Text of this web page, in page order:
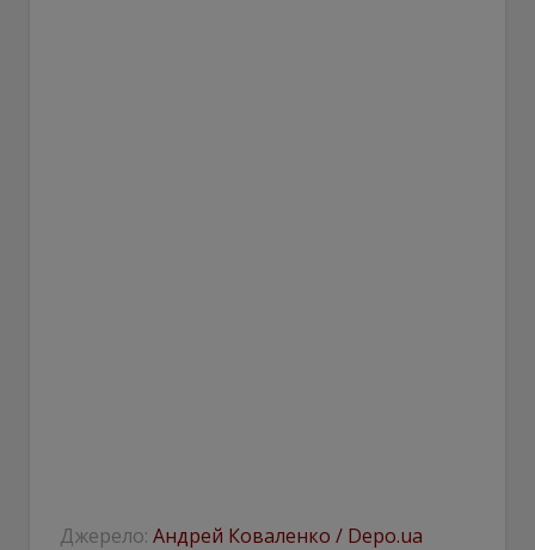
Джерело: Андрей Коваленко / Depo.ua